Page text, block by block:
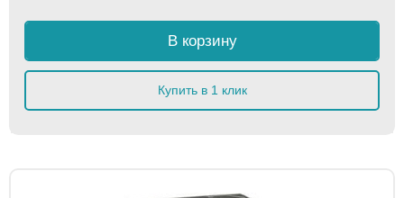
В корзину
Купить в 1 клик